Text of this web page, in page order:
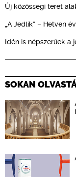
Új közösségi teret
„A Jedlik” – Hetven
Idén is népszerűek a
SOKAN